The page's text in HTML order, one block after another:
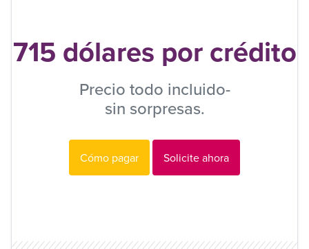
715 dólares por crédito
Precio todo incluido-
sin sorpresas.
Cómo pagar Solicite ahora